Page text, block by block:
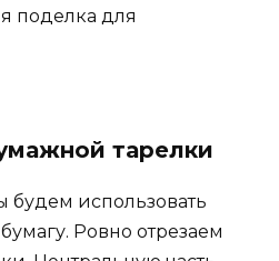
поделка для
тарелки
использовать
Ровно отрезаем